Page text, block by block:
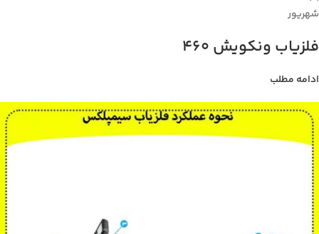
شهریور
فلزیاب ونکویش 460
ادامه مطلب